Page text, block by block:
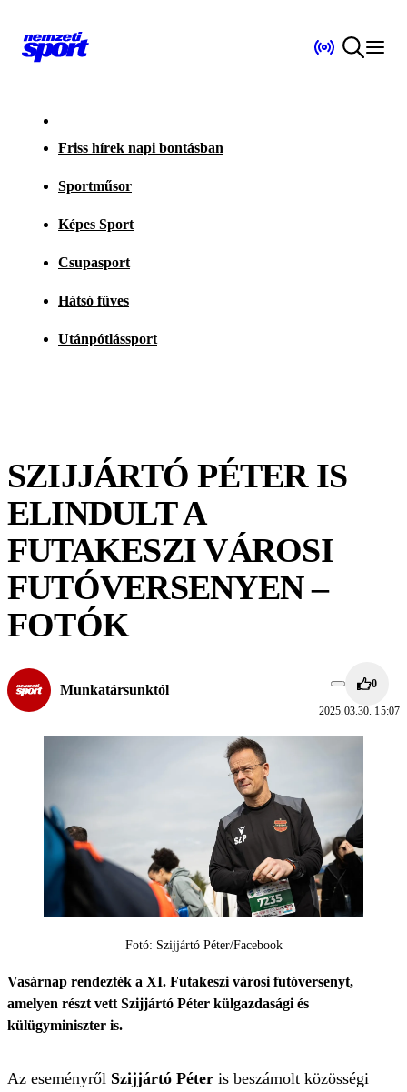
Friss hírek napi bontásban
Sportműsor
Képes Sport
Csupasport
Hátsó füves
Utánpótlássport
SZIJJÁRTÓ PÉTER IS
ELINDULT A
FUTAKESZI VÁROSI
FUTÓVERSENYEN –
FOTÓK
Munkatársunktól 0
2025.03.30. 15:07
Fotó: Szijjártó Péter/Facebook
Vasárnap rendezték a XI. Futakeszi városi futóversenyt,
amelyen részt vett Szijjártó Péter külgazdasági és
külügyminiszter is.
Az eseményről Szijjártó Péter is beszámolt közösségi